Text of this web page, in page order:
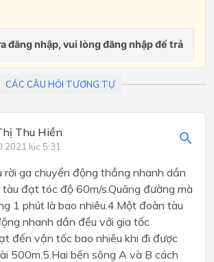
CÁC CÂU HỎI TƯƠNG TỰ
Thu Hiền
2021 lúc 5:31
rời ga chuyển động thẳng nhanh dần
tàu đạt tóc độ 60m/s.Quãng đường mà
1 phút là bao nhiêu.4.Một đoàn tàu
nhanh dần đều với gia tốc
đến vận tốc bao nhiêu khi đi được
500m.5.Hai bến sông A và B cách